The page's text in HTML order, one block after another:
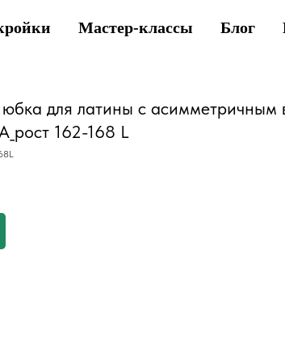
Мастер-классы Блог
для латины с асимметричным
162-168 L